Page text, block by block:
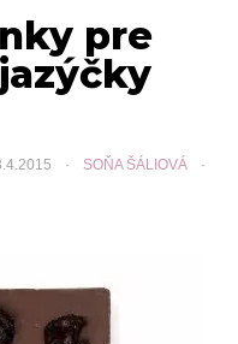
pre
SOŇA ŠÁLIOVÁ